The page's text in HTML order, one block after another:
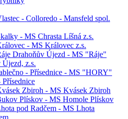
- Colloredo - Mansfeld spol.
- MS Chrasta Líšná z.s.
- MS Královec z.s.
Drahoňův Újezd - MS "Ráje"
z.s.
- Přísednice - MS "HORY"
Přísednice
Zbiroh - MS Kvásek Zbiroh
Plískov - MS Homole Plískov
pod Radčem - MS Lhota